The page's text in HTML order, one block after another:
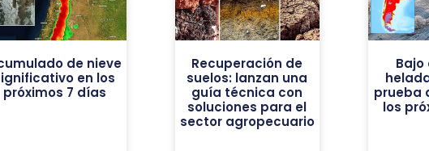
de nieve
en los
próximos 7 días
Recuperación de
suelos: lanzan una
guía técnica con
soluciones para el
sector agropecuario
Bajo
prueba
los